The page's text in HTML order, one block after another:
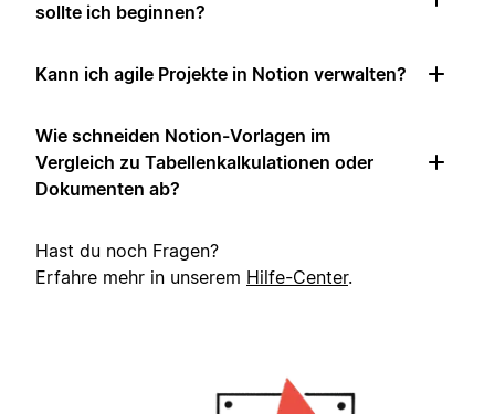
sollte ich beginnen?
Kann ich agile Projekte in Notion verwalten?
Wie schneiden Notion-Vorlagen im
Vergleich zu Tabellenkalkulationen oder
Dokumenten ab?
Hast du noch Fragen?
Erfahre mehr in unserem Hilfe-Center.